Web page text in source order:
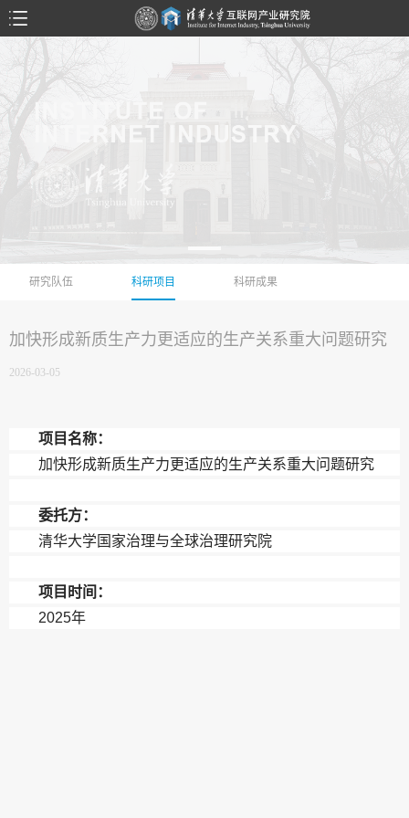
研究队伍 科研项目 科研成果
加快形成新质生产力更适应的生产关系重大问题研究
2026-03-05
项目名称：
加快形成新质生产力更适应的生产关系重大问题研究
委托方：
清华大学国家治理与全球治理研究院
项目时间：
2025年